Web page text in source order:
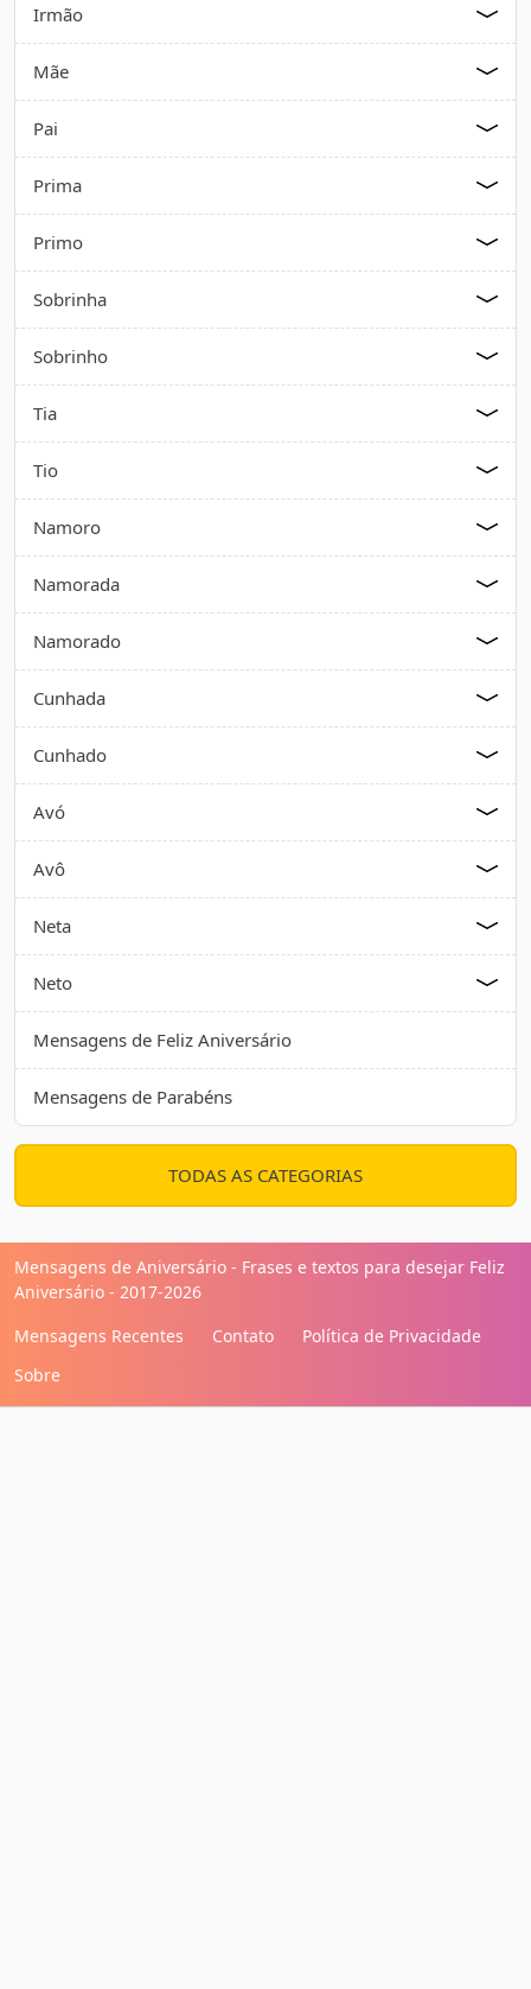
Irmão
Mãe
Pai
Prima
Primo
Sobrinha
Sobrinho
Tia
Tio
Namoro
Namorada
Namorado
Cunhada
Cunhado
Avó
Avô
Neta
Neto
Mensagens de Feliz Aniversário
Mensagens de Parabéns
TODAS AS CATEGORIAS
Mensagens de Aniversário - Frases e textos para desejar Feliz
Aniversário - 2017-2026
Mensagens Recentes
Contato
Política de Privacidade
Sobre